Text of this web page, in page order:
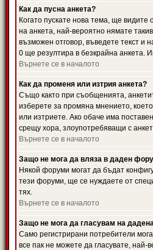
Как да пусна анкета?
Когато пускате нова тема, ще
на анкета, най-вероятно нямате
възможен отговор, въведете текст и
0 ще резултира в безкрайна анкета.
Върнете се в началото
Как да променя или изтрия анкета?
Също както при съобщенията,
изберете за промяна мнението,
или изтриете. Ако обаче има
срещу хора, злоупотребяващи с
Върнете се в началото
Защо не мога да вляза в даден
Някой форуми могат да бъдат
тези форуми, ще се нуждаете от
тях.
Върнете се в началото
Защо не мога да гласувам на
Само регистрирани потребители
все пак не можете да гласувате, най-